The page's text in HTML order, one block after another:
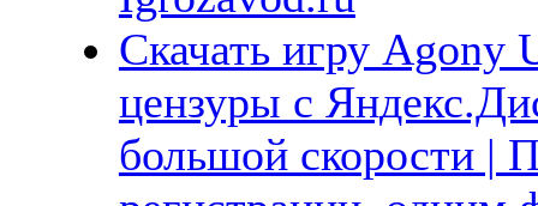
Скачать игру Agony
цензуры с
большой скорости |